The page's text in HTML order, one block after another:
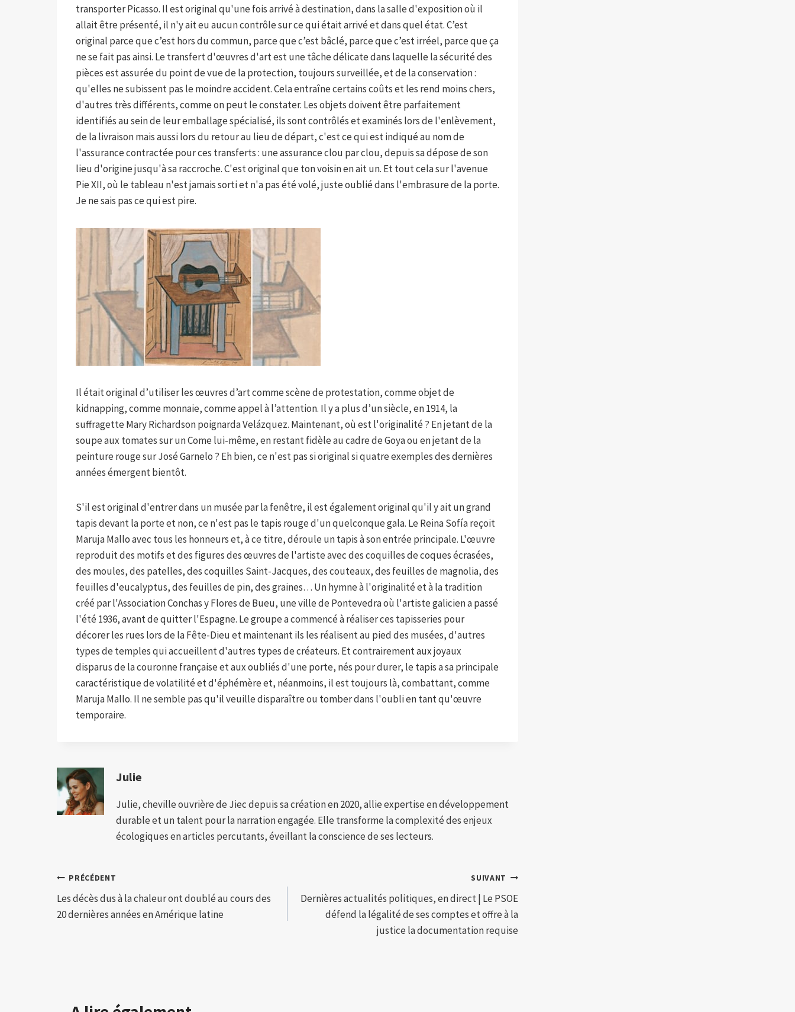
transporter Picasso. Il est original qu'une fois arrivé à destination, dans la salle d'exposition où il
allait être présenté, il n'y ait eu aucun contrôle sur ce qui était arrivé et dans quel état. C’est
original parce que c’est hors du commun, parce que c’est bâclé, parce que c’est irréel, parce que ça
ne se fait pas ainsi. Le transfert d'œuvres d'art est une tâche délicate dans laquelle la sécurité des
pièces est assurée du point de vue de la protection, toujours surveillée, et de la conservation :
qu'elles ne subissent pas le moindre accident. Cela entraîne certains coûts et les rend moins chers,
d'autres très différents, comme on peut le constater. Les objets doivent être parfaitement
identifiés au sein de leur emballage spécialisé, ils sont contrôlés et examinés lors de l'enlèvement,
de la livraison mais aussi lors du retour au lieu de départ, c'est ce qui est indiqué au nom de
l'assurance contractée pour ces transferts : une assurance clou par clou, depuis sa dépose de son
lieu d'origine jusqu'à sa raccroche. C'est original que ton voisin en ait un. Et tout cela sur l'avenue
Pie XII, où le tableau n'est jamais sorti et n'a pas été volé, juste oublié dans l'embrasure de la porte.
Je ne sais pas ce qui est pire.
Il était original d’utiliser les œuvres d’art comme scène de protestation, comme objet de
kidnapping, comme monnaie, comme appel à l’attention. Il y a plus d’un siècle, en 1914, la
suffragette Mary Richardson poignarda Velázquez. Maintenant, où est l'originalité ? En jetant de la
soupe aux tomates sur un Come lui-même, en restant fidèle au cadre de Goya ou en jetant de la
peinture rouge sur José Garnelo ? Eh bien, ce n'est pas si original si quatre exemples des dernières
années émergent bientôt.
S'il est original d'entrer dans un musée par la fenêtre, il est également original qu'il y ait un grand
tapis devant la porte et non, ce n'est pas le tapis rouge d'un quelconque gala. Le Reina Sofía reçoit
Maruja Mallo avec tous les honneurs et, à ce titre, déroule un tapis à son entrée principale. L'œuvre
reproduit des motifs et des figures des œuvres de l'artiste avec des coquilles de coques écrasées,
des moules, des patelles, des coquilles Saint-Jacques, des couteaux, des feuilles de magnolia, des
feuilles d'eucalyptus, des feuilles de pin, des graines… Un hymne à l'originalité et à la tradition
créé par l'Association Conchas y Flores de Bueu, une ville de Pontevedra où l'artiste galicien a passé
l'été 1936, avant de quitter l'Espagne. Le groupe a commencé à réaliser ces tapisseries pour
décorer les rues lors de la Fête-Dieu et maintenant ils les réalisent au pied des musées, d'autres
types de temples qui accueillent d'autres types de créateurs. Et contrairement aux joyaux
disparus de la couronne française et aux oubliés d'une porte, nés pour durer, le tapis a sa principale
caractéristique de volatilité et d'éphémère et, néanmoins, il est toujours là, combattant, comme
Maruja Mallo. Il ne semble pas qu'il veuille disparaître ou tomber dans l'oubli en tant qu'œuvre
temporaire.
Julie
Julie, cheville ouvrière de Jiec depuis sa création en 2020, allie expertise en développement
durable et un talent pour la narration engagée. Elle transforme la complexité des enjeux
écologiques en articles percutants, éveillant la conscience de ses lecteurs.
Navigation
de
PRÉCÉDENT
Les décès dus à la chaleur ont doublé au cours des
20 dernières années en Amérique latine
SUIVANT
Dernières actualités politiques, en direct | Le PSOE
défend la légalité de ses comptes et offre à la
justice la documentation requise